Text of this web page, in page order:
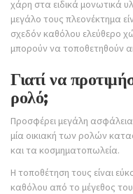
χάρη στα ειδικά μονωτικά
μεγάλο τους πλεονέκτημα
σχεδόν καθόλου ελεύθερο
μπορούν να τοποθετηθούν
Γιατί να
ρολό;
Προσφέρει μεγάλη
μία οικιακή των ρολών
και τα κοσμηματοπωλεία.
Η τοποθέτηση τους είναι
καθόλου από το μέγεθος